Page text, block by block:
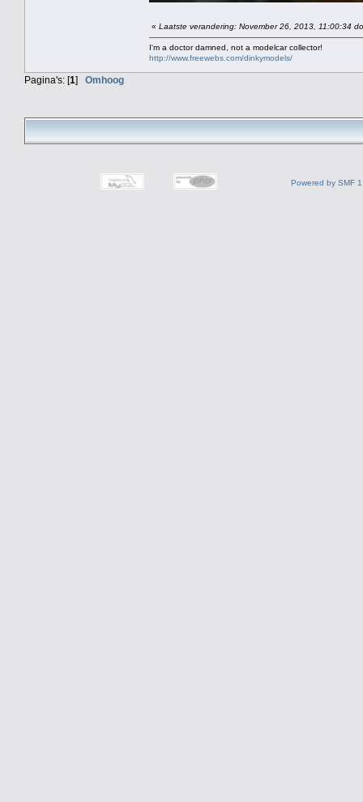
« Laatste verandering: November 26, 2013, 11:00:34
I'm a doctor damned, not a modelcar collector!
http://www.freewebs.com/dinkymodels/
Pagina's: [1] Omhoog
Powered by SMF